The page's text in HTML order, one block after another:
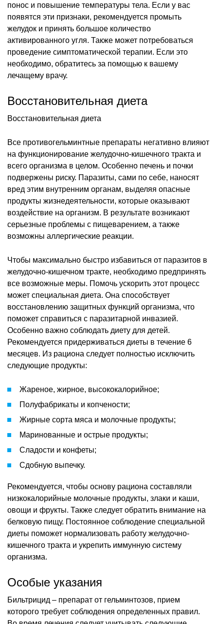
понос и повышение температуры тела. Если у вас
появятся эти признаки, рекомендуется промыть
желудок и принять большое количество
активированного угля. Также может потребоваться
проведение симптоматической терапии. Если это
необходимо, обратитесь за помощью к вашему
лечащему врачу.
Восстановительная диета
Восстановительная диета
Все противогельминтные препараты негативно влияют
на функционирование желудочно-кишечного тракта и
всего организма в целом. Особенно печень и почки
подвержены риску. Паразиты, сами по себе, наносят
вред этим внутренним органам, выделяя опасные
продукты жизнедеятельности, которые оказывают
воздействие на организм. В результате возникают
серьезные проблемы с пищеварением, а также
возможны аллергические реакции.
Чтобы максимально быстро избавиться от паразитов в
желудочно-кишечном тракте, необходимо предпринять
все возможные меры. Помочь ускорить этот процесс
может специальная диета. Она способствует
восстановлению защитных функций организма, что
поможет справиться с паразитарной инвазией.
Особенно важно соблюдать диету для детей.
Рекомендуется придерживаться диеты в течение 6
месяцев. Из рациона следует полностью исключить
следующие продукты:
Жареное, жирное, высококалорийное;
Полуфабрикаты и копчености;
Жирные сорта мяса и молочные продукты;
Маринованные и острые продукты;
Сладости и конфеты;
Сдобную выпечку.
Рекомендуется, чтобы основу рациона составляли
низкокалорийные молочные продукты, злаки и каши,
овощи и фрукты. Также следует обратить внимание на
белковую пищу. Постоянное соблюдение специальной
диеты поможет нормализовать работу желудочно-
кишечного тракта и укрепить иммунную систему
организма.
Особые указания
Бильтрицид – препарат от гельминтозов, прием
которого требует соблюдения определенных правил.